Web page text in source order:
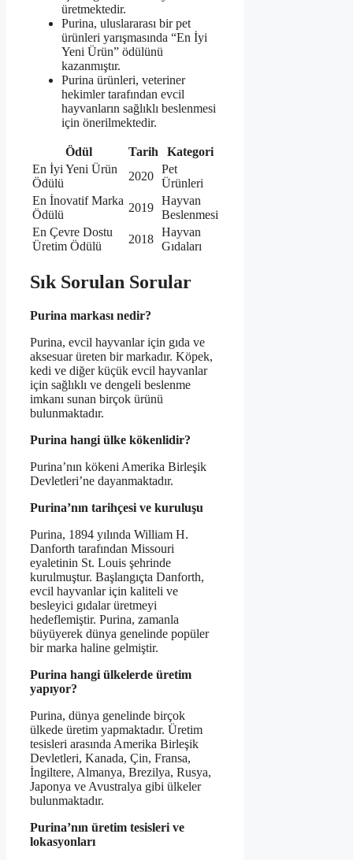
üretmektedir.
Purina, uluslararası bir pet
ürünleri yarışmasında “En İyi
Yeni Ürün” ödülünü
kazanmıştır.
Purina ürünleri, veteriner
hekimler tarafından evcil
hayvanların sağlıklı beslenmesi
için önerilmektedir.
Ödül Tarih
Kategori
En İyi Yeni Ürün
Ödülü
2020
Pet
Ürünleri
En İnovatif Marka
Ödülü
2019
Hayvan
Beslenmesi
En Çevre Dostu
Üretim Ödülü
2018
Hayvan
Gıdaları
Sık Sorulan Sorular
Purina markası nedir?
Purina, evcil hayvanlar için gıda ve
aksesuar üreten bir markadır. Köpek,
kedi ve diğer küçük evcil hayvanlar
için sağlıklı ve dengeli beslenme
imkanı sunan birçok ürünü
bulunmaktadır.
Purina hangi ülke kökenlidir?
Purina’nın kökeni Amerika Birleşik
Devletleri’ne dayanmaktadır.
Purina’nın tarihçesi ve kuruluşu
Purina, 1894 yılında William H.
Danforth tarafından Missouri
eyaletinin St. Louis şehrinde
kurulmuştur. Başlangıçta Danforth,
evcil hayvanlar için kaliteli ve
besleyici gıdalar üretmeyi
hedeflemiştir. Purina, zamanla
büyüyerek dünya genelinde popüler
bir marka haline gelmiştir.
Purina hangi ülkelerde üretim
yapıyor?
Purina, dünya genelinde birçok
ülkede üretim yapmaktadır. Üretim
tesisleri arasında Amerika Birleşik
Devletleri, Kanada, Çin, Fransa,
İngiltere, Almanya, Brezilya, Rusya,
Japonya ve Avustralya gibi ülkeler
bulunmaktadır.
Purina’nın üretim tesisleri ve
lokasyonları